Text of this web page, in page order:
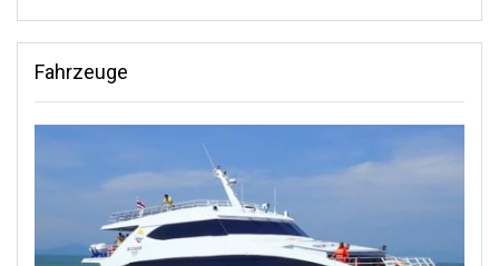
Wissenswertes:
Die unberührten Strände von Koh Kood laden zu Momenten der
Charme jeder Insel zu genießen.
Die unberührte Klarheit des Wassers von Koh Kood macht das
Schnorcheln zu einem außergewöhnlichen Abenteuer.
Fahrzeuge